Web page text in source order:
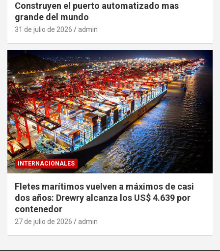
Construyen el puerto automatizado mas
grande del mundo
31 de julio de 2026 admin
INTERNACIONALES
Fletes marítimos vuelven a máximos de casi
dos años: Drewry alcanza los US$ 4.639 por
contenedor
27 de julio de 2026 admin